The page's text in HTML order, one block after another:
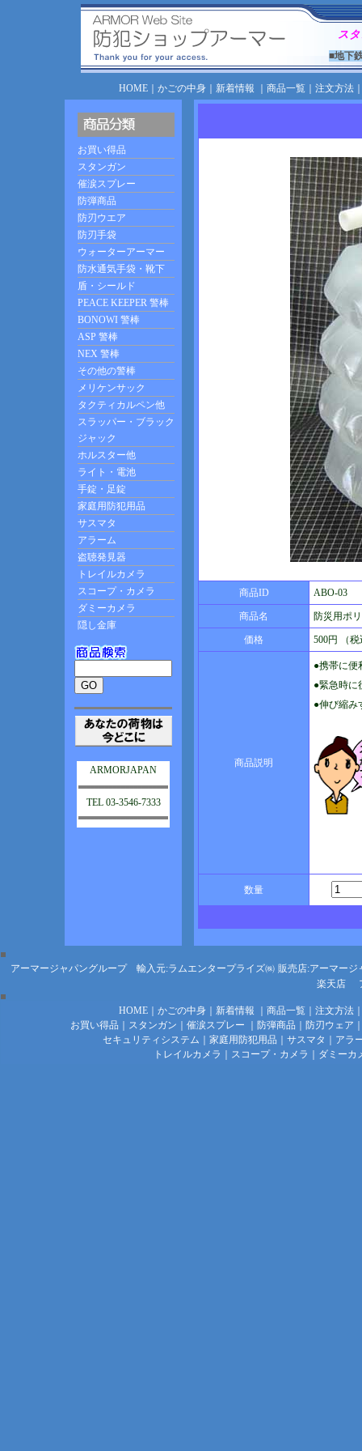
ス
■地下
HOME｜ かごの中身｜ 新着情報 商品一覧｜ 注文方法
ARMORJAPAN
TEL 03-3546-7333
商品ID ABO-03
商品名 防災用ポ
価格 500円 （
商品説明
●携帯に便
●緊急時に
●伸び縮み
数量
アーマージャパングループ 輸入元:ラムエンタープライズ㈱ 販売店:アーマージ
楽天店
HOME｜ かごの中身｜ 新着情報 商品一覧｜ 注文方法
お買い得品
スタンガン 催涙スプレー 防弾商品 防刃ウェア
セキュリティシステム
家庭用防犯用品 サスマタ
アラ
トレイルカメラ
スコープ・カメラ ダミーカ